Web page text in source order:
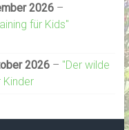
2026–
für Kids"
2026– "Der wilde
Kinder